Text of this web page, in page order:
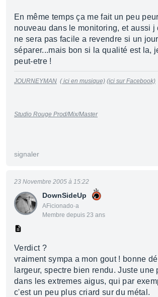
En même temps ça me fait un peu
nouveau dans le monitoring, et aussi j
ne sera pas facile a revendre si un
séparer...mais bon si la qualité est la,
peut-etre !
JOURNEYMAN ( ici en musique) (ici sur Facebook)
Studio Rouge Prod/Mix/Master
signaler
DownSideUp
AFicionado·a
Membre depuis 23 ans
23 Novembre 2005 à 15:22
Verdict ?
vraiment sympa a mon gout ! bonne
largeur, spectre bien rendu. Juste une
dans les extremes aigus, qui par
c'est un peu plus criard sur du métal.